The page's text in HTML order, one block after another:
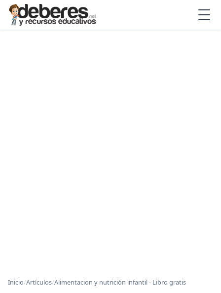
Inicio/Artículos/Alimentacion y nutrición infantil - Libro gratis